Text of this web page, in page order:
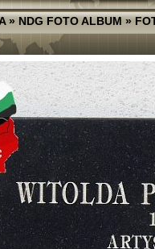
»NDG FOTO ALBUM»